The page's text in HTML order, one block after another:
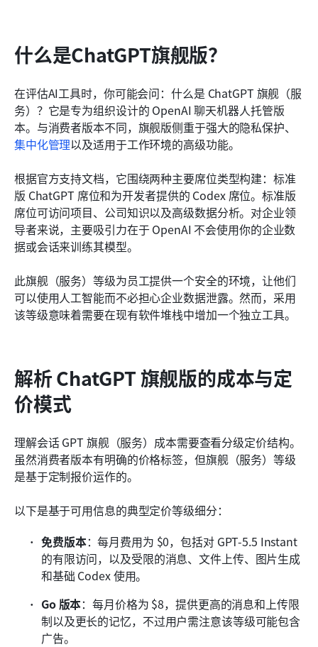
什么是ChatGPT旗舰版？
在评估AI工具时，你可能会问：什么是 ChatGPT 旗舰（服
务）？它是专为组织设计的 OpenAI 聊天机器人托管版
本。与消费者版本不同，旗舰版侧重于强大的隐私保护、
集中化管理以及适用于工作环境的高级功能。
根据官方支持文档，它围绕两种主要席位类型构建：标准
版 ChatGPT 席位和为开发者提供的 Codex 席位。标准版
席位可访问项目、公司知识以及高级数据分析。对企业领
导者来说，主要吸引力在于 OpenAI 不会使用你的企业数
据或会话来训练其模型。
此旗舰（服务）等级为员工提供一个安全的环境，让他们
可以使用人工智能而不必担心企业数据泄露。然而，采用
该等级意味着需要在现有软件堆栈中增加一个独立工具。
解析 ChatGPT 旗舰版的成本与定
价模式
理解会话 GPT 旗舰（服务）成本需要查看分级定价结构。
虽然消费者版本有明确的价格标签，但旗舰（服务）等级
是基于定制报价运作的。
以下是基于可用信息的典型定价等级细分：
免费版本：每月费用为 $0，包括对 GPT-5.5 Instant
的有限访问，以及受限的消息、文件上传、图片生成
和基础 Codex 使用。
Go 版本：每月价格为 $8，提供更高的消息和上传限
制以及更长的记忆，不过用户需注意该等级可能包含
广告。